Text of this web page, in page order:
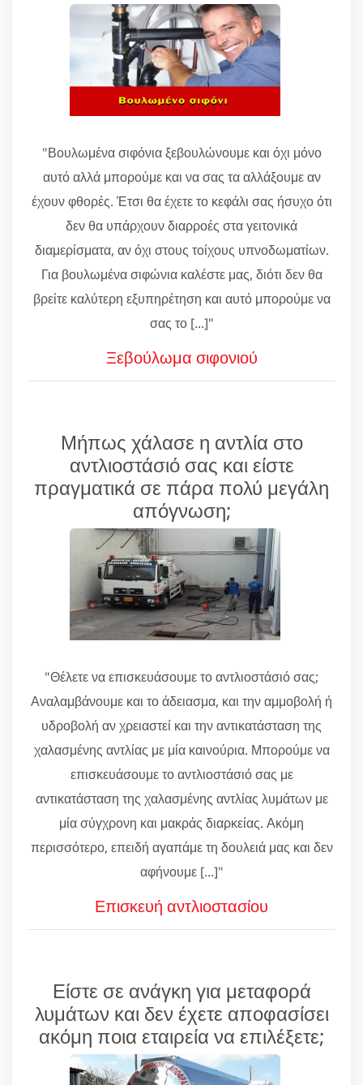
"Βουλωμένα σιφόνια ξεβουλώνουμε και όχι μόνο
αυτό αλλά μπορούμε και να σας τα αλλάξουμε αν
έχουν φθορές. Έτσι θα έχετε το κεφάλι σας ήσυχο ότι
δεν θα υπάρχουν διαρροές στα γειτονικά
διαμερίσματα, αν όχι στους τοίχους υπνοδωματίων.
Για βουλωμένα σιφώνια καλέστε μας, διότι δεν θα
βρείτε καλύτερη εξυπηρέτηση και αυτό μπορούμε να
σας το [...]"
Ξεβούλωμα σιφονιού
Μήπως χάλασε η αντλία στο
αντλιοστάσιό σας και είστε
πραγματικά σε πάρα πολύ μεγάλη
απόγνωση;
"Θέλετε να επισκευάσουμε το αντλιοστάσιό σας;
Αναλαμβάνουμε και το άδειασμα, και την αμμοβολή ή
υδροβολή αν χρειαστεί και την αντικατάσταση της
χαλασμένης αντλίας με μία καινούρια. Μπορούμε να
επισκευάσουμε το αντλιοστάσιό σας με
αντικατάσταση της χαλασμένης αντλίας λυμάτων με
μία σύγχρονη και μακράς διαρκείας. Ακόμη
περισσότερο, επειδή αγαπάμε τη δουλειά μας και δεν
αφήνουμε [...]"
Επισκευή αντλιοστασίου
Είστε σε ανάγκη για μεταφορά
λυμάτων και δεν έχετε αποφασίσει
ακόμη ποια εταιρεία να επιλέξετε;